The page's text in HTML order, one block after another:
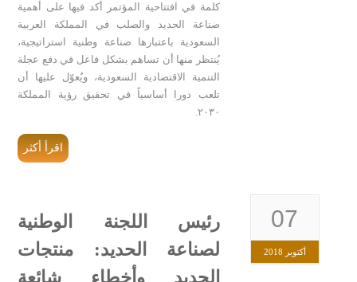
كلمة في افتتاحية المؤتمر أكد فيها على أهمية
صناعة الحديد والصلب في المملكة العربية
السعودية باعتبارها صناعة وطنية استراتيجية،
يُنتظر منها أن تساهم بشكل فاعل في دفع عجلة
التنمية الاقتصادية السعودية، ويُعوّل عليها أن
تلعب دورا أساسياً في تحقيق رؤية المملكة
٢٠٣٠.
اقرأ أكثر
07
أكتوبر 2018
رئيس اللجنة الوطنية
لصناعة الحديد: منتجات
الحديد وأخطاء شائعة